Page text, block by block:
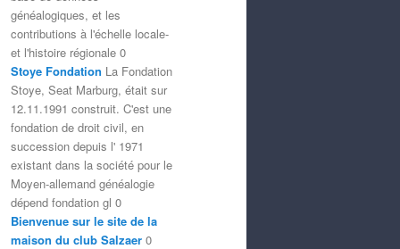
généalogiques, et les
contributions à l'échelle locale-
et l'histoire régionale 0
Stoye Fondation La Fondation
Stoye, Seat Marburg, était sur
12.11.1991 construit. C'est une
fondation de droit civil, en
succession depuis l' 1971
existant dans la société pour le
Moyen-allemand généalogie
dépend fondation gl 0
Bienvenue sur le site de la
maison du club Salzaer 0